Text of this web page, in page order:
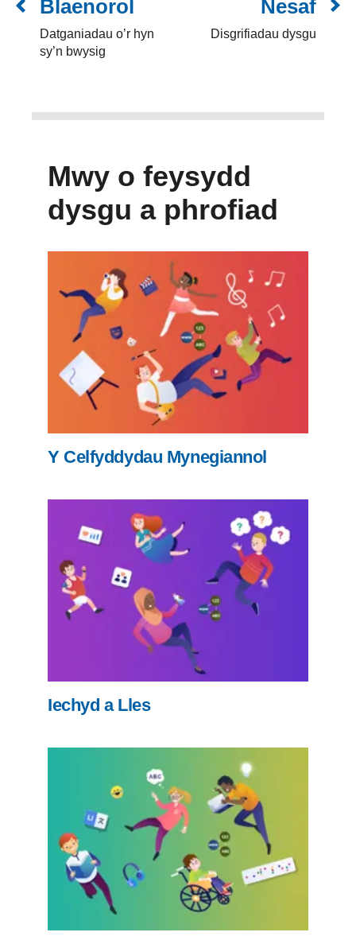
Blaenorol
Datganiadau o’r hyn
sy’n bwysig
Nesaf
Disgrifiadau dysgu
Mwy o feysydd
dysgu a phrofiad
Y Celfyddydau Mynegiannol
Iechyd a Lles